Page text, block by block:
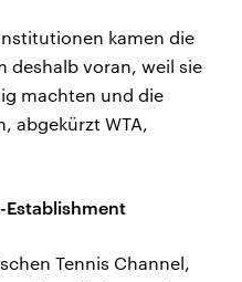
kamen die
deshalb voran, weil sie
machten und die
abgekürzt WTA,
Establishment
Tennis Channel,